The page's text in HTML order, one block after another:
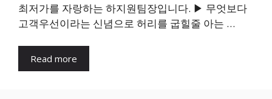
최저가를 자랑하는 하지원팀장입니다. ▶ 무엇보다
고객우선이라는 신념으로 허리를 굽힐줄 아는 …
Read more